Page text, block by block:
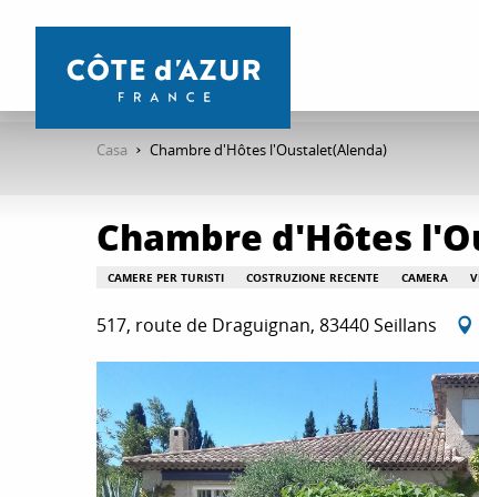
contenu
Casa Chambre d'Hôtes l'Oustalet(Alenda)
Chambre d'Hôtes
CAMERE PER TURISTI COSTRUZIONE RECENTE CAMERA
517, route de Draguignan, 83440 Seillans